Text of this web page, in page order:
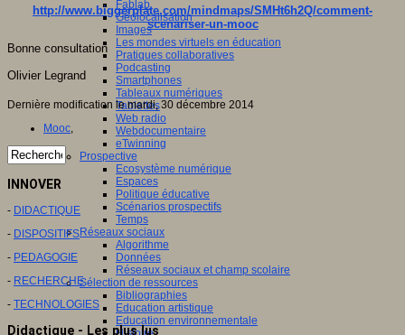
Fablab
Géolocalisation
Images
Les mondes virtuels en éducation
Pratiques collaboratives
Podcasting
Smartphones
Tableaux numériques
Tablettes
Web radio
Webdocumentaire
eTwinning
Prospective
Ecosystème numérique
Espaces
Politique éducative
Scénarios prospectifs
Temps
Réseaux sociaux
Algorithme
Données
Réseaux sociaux et champ scolaire
Sélection de ressources
Bibliographies
Education artistique
Education environnementale
http://www.biggerplate.com/mindmaps/SMHt6h2Q/comment-
scenariser-un-mooc
Bonne consultation
Olivier Legrand
Dernière modification le mardi, 30 décembre 2014
Mooc,
INNOVER
- DIDACTIQUE
- DISPOSITIFS
- PEDAGOGIE
- RECHERCHE
- TECHNOLOGIES
Didactique - Les plus lus